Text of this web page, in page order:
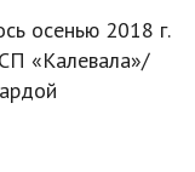
осенью 2018 г.
«Калевала»/